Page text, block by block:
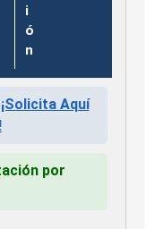
i
ó
n
¡Solicita Aquí
por